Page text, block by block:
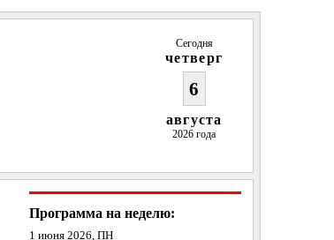
Сегодня
четверг
6
августа
2026 года
Программа на неделю:
1 июня 2026, ПН